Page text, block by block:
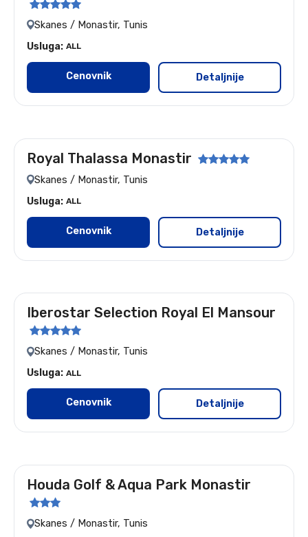
Skanes / Monastir, Tunis
Usluga: ALL
Cenovnik Detaljnije
Let: Nis i Beograd
Royal Thalassa Monastir
Skanes / Monastir, Tunis
Usluga: ALL
Cenovnik Detaljnije
Let: Nis i Beograd
Iberostar Selection Royal El Mansour
Skanes / Monastir, Tunis
Usluga: ALL
Cenovnik Detaljnije
Let:Beograd
Houda Golf & Aqua Park Monastir
Skanes / Monastir, Tunis